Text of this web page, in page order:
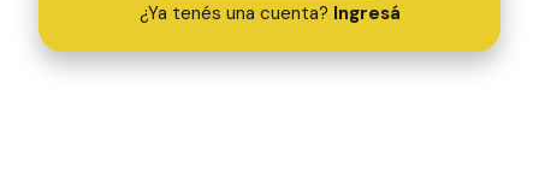
¿Ya tenés una cuenta? Ingresá